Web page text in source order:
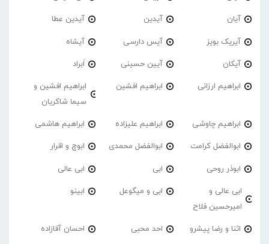
آیان آیدین آیدین عطا
آیریک بویز آیس دارسی آیشاه
آیکان آیین حسینی اَبراد
ابراهیم ارزانی ابراهیم افشین
ابراهیم افشین و
سیما شاکریان
ابراهیم چاوشی ابراهیم علیزاده ابراهیم هاشمی
ابوالفضل کرامت ابوالفضل محمدی ابوچ و اقرار
ابوذر روحی ابی ابی عالی
ابی عالی و
امیرحسین فلاح
ابی و میگوعل ابینو
اثنا و رضا پیشرو احد محبی احسان آقازاده